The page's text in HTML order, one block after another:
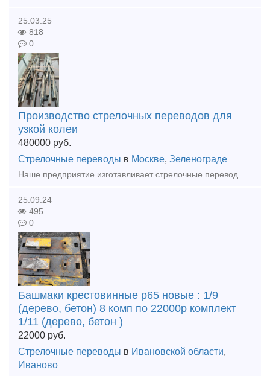
25.03.25
818
0
Производство стрелочных переводов для
узкой колеи
480000 руб.
Стрелочные переводы в Москве, Зеленограде
Наше предприятие изготавливает стрелочные переводы СП18 , СП 33, СП 34 , СП 38 и СП 43 с любой крестовиной, любой сторонности, на любую колею. Под заказ любой проект. Так же изготовим номерные башмаки
25.09.24
495
0
Башмаки крестовинные р65 новые : 1/9
(дерево, бетон) 8 комп по 22000р комплект
1/11 (дерево, бетон )
22000 руб.
Стрелочные переводы в Ивановской области,
Иваново